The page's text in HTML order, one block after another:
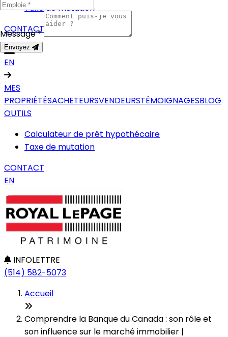
Taxe de mutation
CONTACT
EN
MES
PROPRIÉTÉSACHETEURSVENDEURSTÉMOIGNAGESBLOG
OUTILS
Calculateur de prêt hypothécaire
Taxe de mutation
CONTACT
EN
INFOLETTRE
(514) 582-5073
Accueil
Comprendre la Banque du Canada : son rôle et
son influence sur le marché immobilier |
Message *
Envoyez